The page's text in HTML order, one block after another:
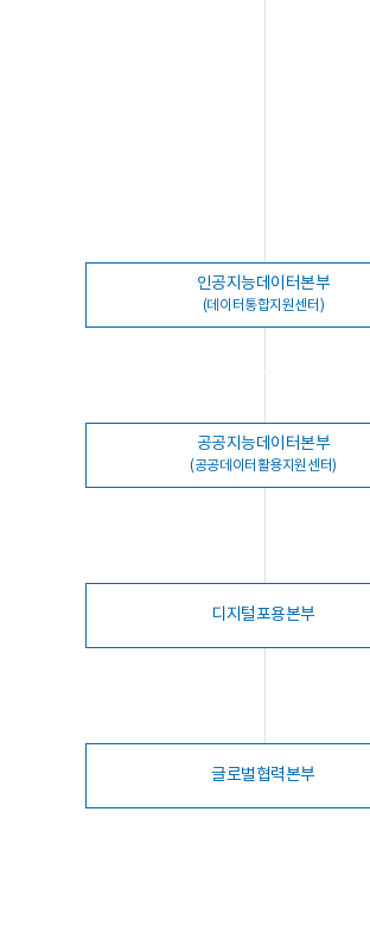
인공지능데이터본부
(데이터통합지원센터)
공공지능데이터본부
(공공데이터활용지원센터)
디지털포용본부
글로벌협력본부